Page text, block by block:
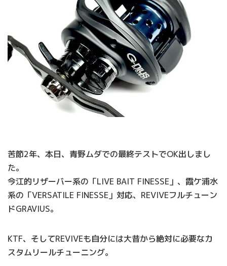
苦節2年、本日、青野ムダでの最終テストでOK出しまし
た。
今江的リザーバー系の「LIVE BAIT FINESSE」、霞ケ浦水
系の「VERSATILE FINESSE」対応、REVIVEフルチューン
ドGRAVIUS。
KTF、そしてREVIVEも自分には大昔から絶対に必要なカ
スタムリールチューニング。